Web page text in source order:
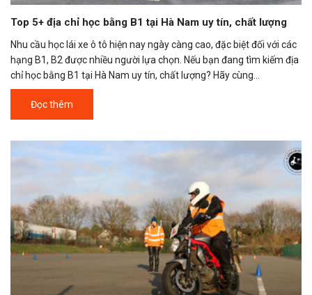
Top 5+ địa chỉ học bằng B1 tại Hà Nam uy tín, chất lượng
Nhu cầu học lái xe ô tô hiện nay ngày càng cao, đặc biệt đối với các
hạng B1, B2 được nhiều người lựa chọn. Nếu bạn đang tìm kiếm địa
chỉ học bằng B1 tại Hà Nam uy tín, chất lượng? Hãy cùng...
Đọc thêm